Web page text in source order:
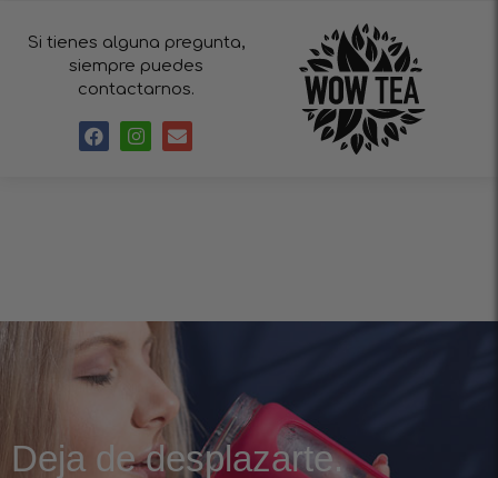
Si tienes alguna pregunta,
siempre puedes
contactarnos.
Deja de desplazarte.